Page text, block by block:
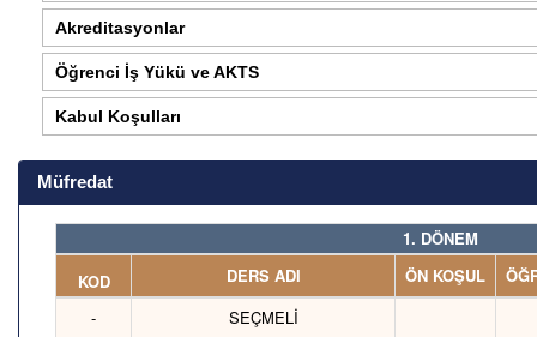
Akreditasyonlar
Öğrenci İş Yükü ve AKTS
Kabul Koşulları
Müfredat
1. DÖNEM
KOD
DERS ADI ÖN KOŞUL
-
SEÇMELİ